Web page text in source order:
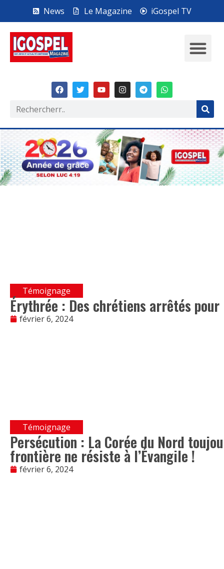
News Le Magazine iGospel TV
Témoignage
Érythrée : Des chrétiens arrêtés pour
février 6, 2024
Témoignage
Persécution : La Corée du Nord
frontière ne résiste à l’Évangile !
février 6, 2024